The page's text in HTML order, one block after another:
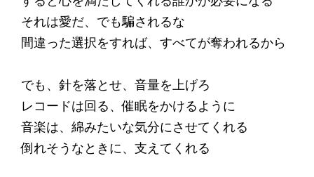
それは愛だ、でも騙されるな
間違った選択をすれば、すべてが奪われるから
でも、針を落とせ、音量を上げろ
レコードは回る、催眠をかけるように
音楽は、綿みたいな気分にさせてくれる
倒れそうなときに、支えてくれる